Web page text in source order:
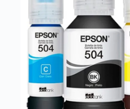
página
producto